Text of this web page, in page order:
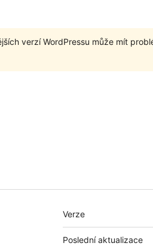
verzí WordPressu může mít
Meta
Verze
Poslední aktualizace